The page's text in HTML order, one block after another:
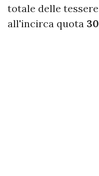
totale delle
all'incirca quota